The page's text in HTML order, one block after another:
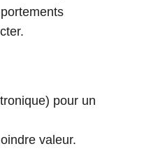
pour un
valeur.